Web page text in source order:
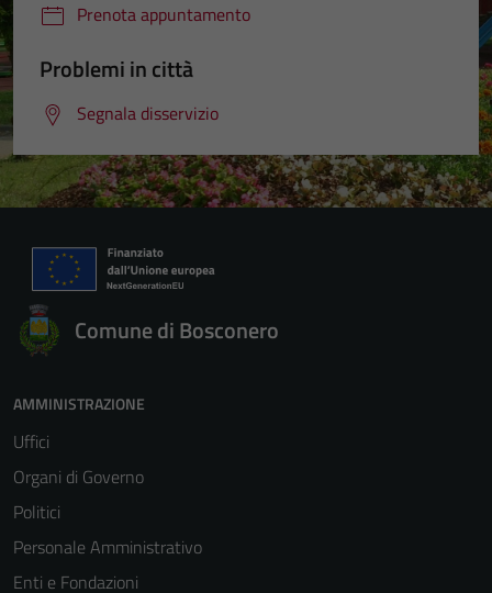
Prenota appuntamento
Problemi in città
Segnala disservizio
Comune di Bosconero
AMMINISTRAZIONE
Uffici
Organi di Governo
Politici
Personale Amministrativo
Enti e Fondazioni